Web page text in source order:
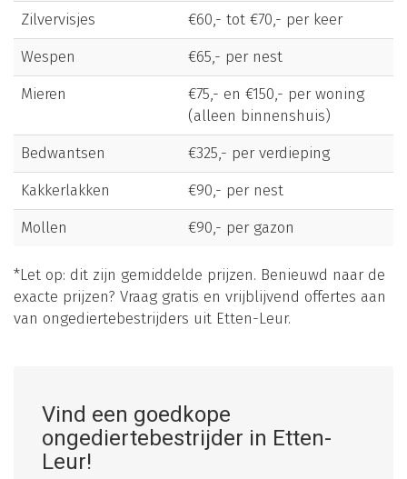
Zilvervisjes
€60,- tot €70,- per keer
Wespen
€65,- per nest
Mieren
€75,- en €150,- per woning
(alleen binnenshuis)
Bedwantsen
€325,- per verdieping
Kakkerlakken
€90,- per nest
Mollen
€90,- per gazon
*Let op: dit zijn gemiddelde prijzen. Benieuwd naar de
exacte prijzen? Vraag gratis en vrijblijvend offertes aan
van ongediertebestrijders uit Etten-Leur.
Vind een goedkope
ongediertebestrijder in Etten-
Leur!